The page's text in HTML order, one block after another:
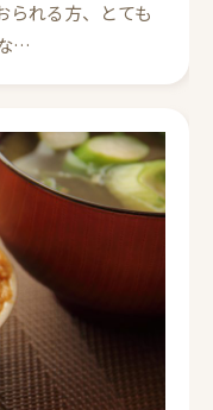
られる方、とても
…